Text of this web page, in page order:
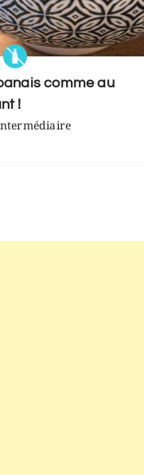
comme au
!